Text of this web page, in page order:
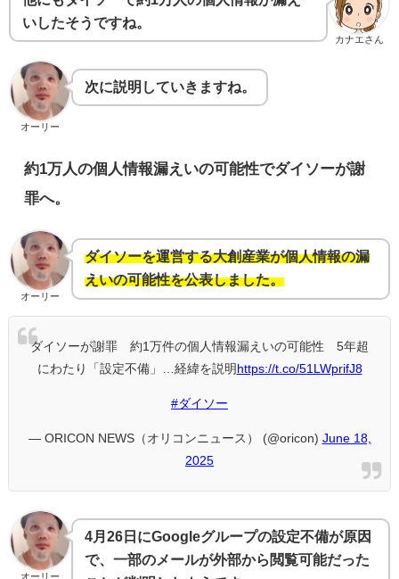
カナエさん
いしたそうですね。
オーリー
次に説明していきますね。
約1万人の個人情報漏えいの可能性でダイソーが謝
罪へ。
オーリー
ダイソーを運営する大創産業が個人情報の漏
えいの可能性を公表しました。
ダイソーが謝罪 約1万件の個人情報漏えいの可能性 5年超
にわたり「設定不備」…経緯を説明 https://t.co/51LWprifJ8
#ダイソー
— ORICON NEWS（オリコンニュース） (@oricon) June 18,
2025
オーリー
4月26日にGoogleグループの設定不備が原因
で、一部のメールが外部から閲覧可能だった